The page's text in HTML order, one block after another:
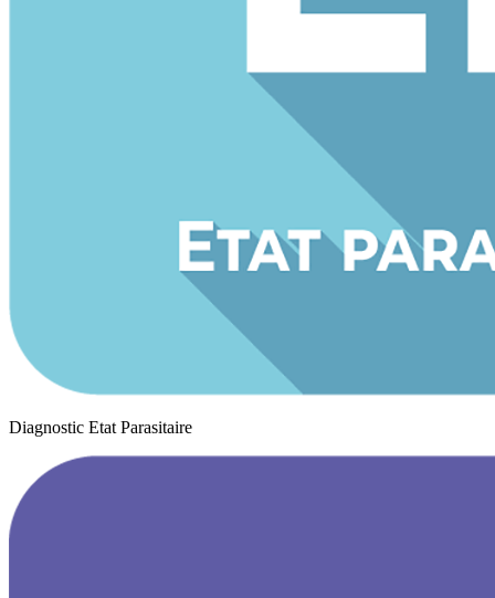
Diagnostic Etat Parasitaire